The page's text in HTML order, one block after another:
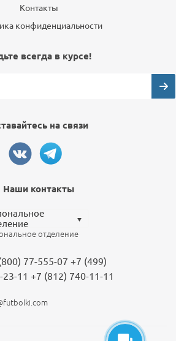
Контакты
конфиденциальности
всегда в курсе!
на связи
Наши контакты
Выберите отделение
Региональное отделение
Санкт-Петербург
Москва
отделение
77-555-07 +7 (499)
23-11 +7 (812) 740-11-11